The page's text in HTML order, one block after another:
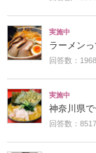
実施中
ラーメン
回答数：
実施中
神奈川県
回答数：8517